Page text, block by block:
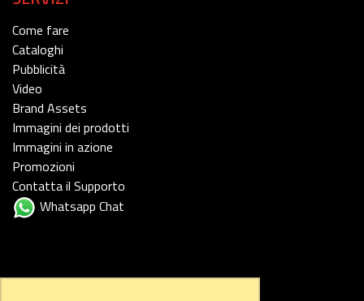
Come fare
Cataloghi
Pubblicità
Video
Brand Assets
Immagini dei prodotti
Immagini in azione
Promozioni
Contatta il Supporto
Whatsapp Chat
FOLLOW US